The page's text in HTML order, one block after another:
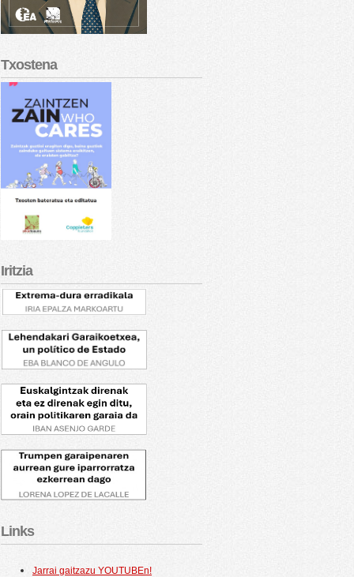
Txostena
Iritzia
Links
Jarrai gaitzazu YOUTUBEn!